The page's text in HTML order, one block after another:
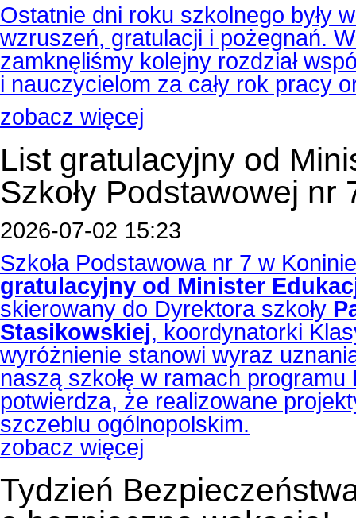
Ostatnie dni roku szkolnego były
wzruszeń, gratulacji i pożegnań.
zamknęliśmy kolejny rozdział
i nauczycielom za cały rok pracy
zobacz więcej
List gratulacyjny od
Szkoły Podstawowej nr
2026-07-02 15:23
Szkoła Podstawowa nr 7 w
gratulacyjny od Minister
skierowany do Dyrektora szkoły
Stasikowskiej, koordynatorki
wyróżnienie stanowi wyraz
naszą szkołę w ramach programu
potwierdza, że realizowane
szczeblu ogólnopolskim.
zobacz więcej
Tydzień